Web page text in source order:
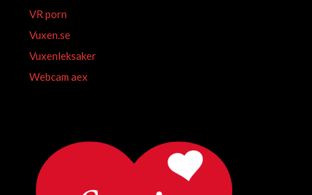
VR porn
Vuxen.se
Vuxenleksaker
Webcam aex